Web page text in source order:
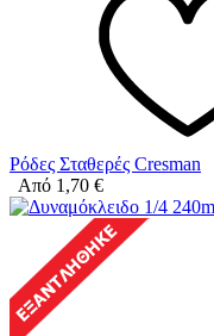
Ρόδες Σταθερές Cresman
Από 1,70 €